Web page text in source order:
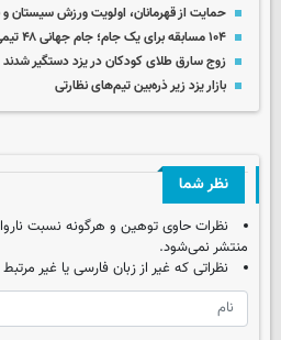
حمایت از قهرمانان، اولویت ورزش سیستان
۱۰۴ مسابقه برای یک جام؛ جام جهانی ۴۸ تیمی زیر ذره‌بین اعداد
زوج سارق طلای کودکان در یزد دستگیر شدند
بازار یزد زیر ذره‌بین تیم‌های نظارتی
نظر شما
نظرات حاوی توهین و هرگونه نسبت
منتشر نمی‌شود.
نظراتی که غیر از زبان فارسی یا غیر